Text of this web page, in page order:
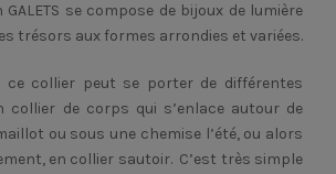
se compose de bijoux de lumière
trésors aux formes arrondies et variées.
ce collier peut se porter de différentes
collier de corps qui s’enlace autour de
ou sous une chemise l’été, ou alors
en collier sautoir. C’est très simple